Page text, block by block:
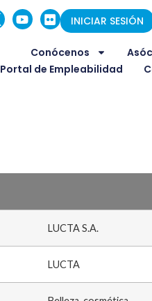
INICIAR SESIÓN
Conócenos
Portal de Empleabilidad
LUCTA S.A.
LUCTA